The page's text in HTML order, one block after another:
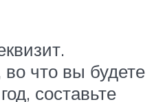
что вы будете
составьте